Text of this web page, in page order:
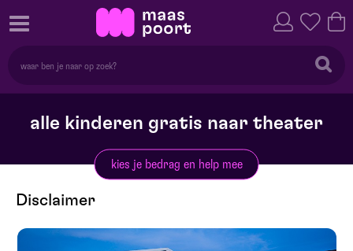
alle kinderen gratis naar theater
kies je bedrag en help mee
Disclaimer